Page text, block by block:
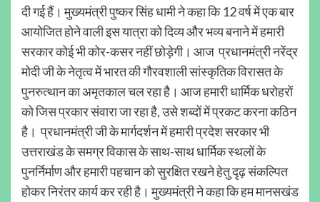
दी गई हैं। मुख्यमंत्री पुष्कर सिंह धामी ने कहा कि 12 वर्ष में एक बार
आयोजित होने वाली इस यात्रा को दिव्य और भव्य बनाने में हमारी
सरकार कोई भी कोर-कसर नहीं छोड़ेगी। आज प्रधानमंत्री नरेंद्र
मोदी जी के नेतृत्व में भारत की गौरवशाली सांस्कृतिक विरासत के
पुनरुत्थान का अमृतकाल चल रहा है। आज हमारी धार्मिक धरोहरों
को जिस प्रकार संवारा जा रहा है, उसे शब्दों में प्रकट करना कठिन
है। प्रधानमंत्री जी के मार्गदर्शन में हमारी प्रदेश सरकार भी
उत्तराखंड के समग्र विकास के साथ-साथ धार्मिक स्थलों के
पुनर्निर्माण और हमारी पहचान को सुरक्षित रखने हेतु दृढ़ संकल्पित
होकर निरंतर कार्य कर रही है। मुख्यमंत्री ने कहा कि हम मानसखंड